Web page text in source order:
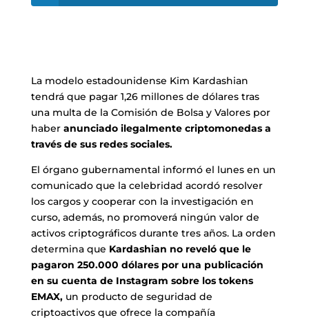
La modelo estadounidense Kim Kardashian
tendrá que pagar 1,26 millones de dólares tras
una multa de la Comisión de Bolsa y Valores por
haber anunciado ilegalmente criptomonedas a
través de sus redes sociales.
El órgano gubernamental informó el lunes en un
comunicado que la celebridad acordó resolver
los cargos y cooperar con la investigación en
curso, además, no promoverá ningún valor de
activos criptográficos durante tres años. La orden
determina que Kardashian no reveló que le
pagaron 250.000 dólares por una publicación
en su cuenta de Instagram sobre los tokens
EMAX,un producto de seguridad de
criptoactivos que ofrece la compañía